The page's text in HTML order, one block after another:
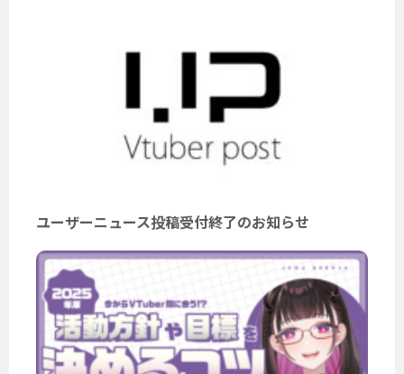
ユーザーニュース投稿受付終了のお知らせ